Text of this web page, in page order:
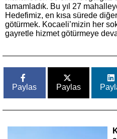
tamamladık. Bu yıl 27
Hedefimiz, en kısa sürede
götürmek. Kocaeli’mizin her
gayretle hizmet götürmeye
Paylas Paylas